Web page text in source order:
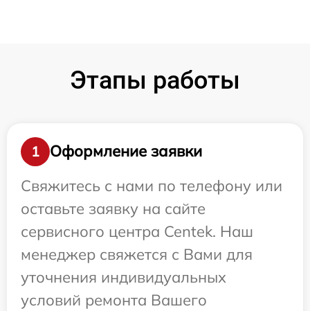
Этапы работы
1
Оформление заявки
Свяжитесь с нами по телефону или
оставьте заявку на сайте
сервисного центра Centek. Наш
менеджер свяжется с Вами для
уточнения индивидуальных
условий ремонта Вашего